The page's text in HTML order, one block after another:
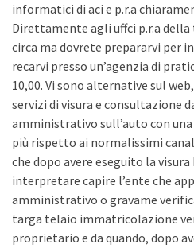
informatici di aci e p.r.a
Direttamente agli uffci p.r.a della
circa ma dovrete prepararvi per
recarvi presso un’agenzia di
10,00. Vi sono alternative sul
servizi di visura e consultazione
amministrativo sull’auto con
più rispetto ai normalissimi
che dopo avere eseguito la
interpretare capire l’ente che
amministrativo o gravame
targa telaio immatricolazione
proprietario e da quando, dopo